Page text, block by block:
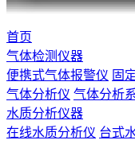
首页
气体检测仪器
便携式气体报警仪 固
气体分析仪 气体分析
水质分析仪器
在线水质分析仪 台式